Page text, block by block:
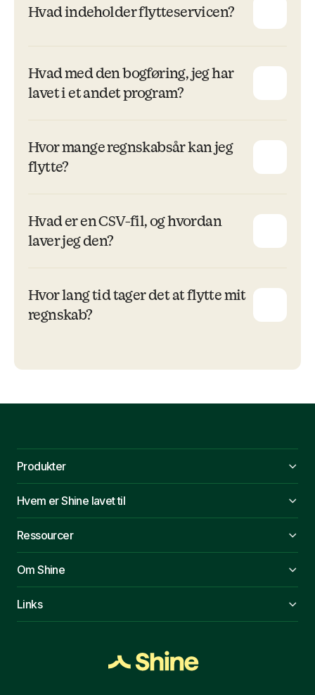
Hvad indeholder flytteservicen?
Hvad med den bogføring, jeg har
lavet i et andet program?
Hvor mange regnskabsår kan jeg
flytte?
Hvad er en CSV-fil, og hvordan
laver jeg den?
Hvor lang tid tager det at flytte mit
regnskab?
Produkter
Hvem er Shine lavet til
Ressourcer
Om Shine
Links